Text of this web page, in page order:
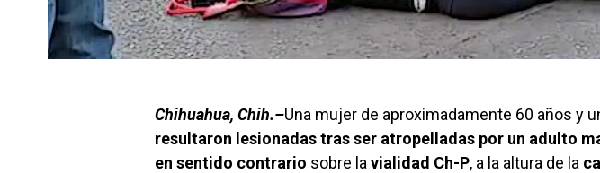
Chihuahua, Chih.–Una mujer de aproximadamente 60 años y
resultaron lesionadas tras ser atropelladas por un adulto
en sentido contrario sobre la vialidad Ch-P, a la altura de la